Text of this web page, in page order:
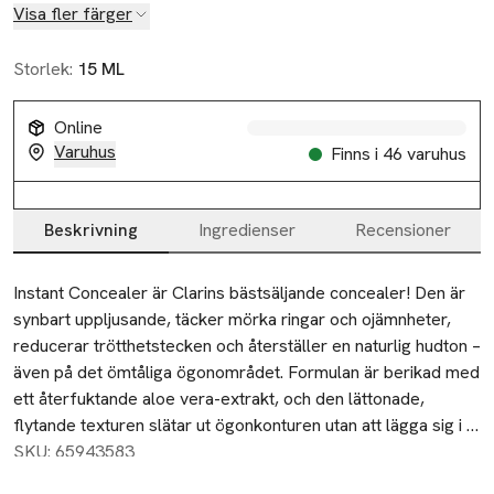
Visa fler färger
Storlek: 15 ML
Online
Varuhus
Finns i 46 varuhus
Beskrivning Ingredienser Recensioner
Beskrivning
Instant Concealer är Clarins bästsäljande concealer! Den är
synbart uppljusande, täcker mörka ringar och ojämnheter,
reducerar trötthetstecken och återställer en naturlig hudton –
även på det ömtåliga ögonområdet. Formulan är berikad med
ett återfuktande aloe vera-extrakt, och den lättonade,
flytande texturen slätar ut ögonkonturen utan att lägga sig i
veck och linjer. Innehåller även ett koffeinextrakt som har en
SKU: 65943583